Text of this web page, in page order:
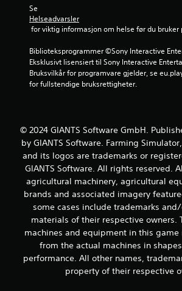
Se
Helseadvarsler
for viktig informasjon om helse før du bruker
Biblioteksprogrammer ©Sony Interactive
Eksklusivt lisensiert til Sony Interactive
Bruksvilkår for programvare gjelder, se
for fullstendige bruksrettigheter.
© 2024 GIANTS Software GmbH.
by GIANTS Software. Farming
and its logos are trademarks or
GIANTS Software. All rights reserved.
agricultural machinery, agricultural
brands and associated imagery
some cases include trademarks
materials of their respective owners.
machines and equipment in this
from the actual machines in
performance. All other names,
property of their respective